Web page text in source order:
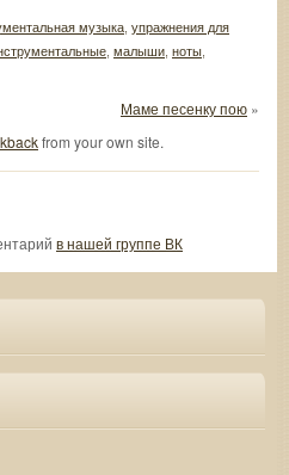
музыка упражнения для
малыши ноты
Маме песенку пою »
from your own site.
в нашей группе ВК